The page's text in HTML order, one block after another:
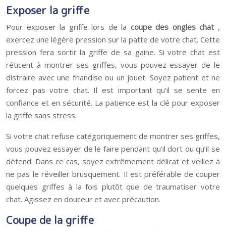
Exposer la griffe
Pour exposer la griffe lors de la coupe des ongles chat ,
exercez une légère pression sur la patte de votre chat. Cette
pression fera sortir la griffe de sa gaine. Si votre chat est
réticent à montrer ses griffes, vous pouvez essayer de le
distraire avec une friandise ou un jouet. Soyez patient et ne
forcez pas votre chat. Il est important qu’il se sente en
confiance et en sécurité. La patience est la clé pour exposer
la griffe sans stress.
Si votre chat refuse catégoriquement de montrer ses griffes,
vous pouvez essayer de le faire pendant qu’il dort ou qu’il se
détend. Dans ce cas, soyez extrêmement délicat et veillez à
ne pas le réveiller brusquement. Il est préférable de couper
quelques griffes à la fois plutôt que de traumatiser votre
chat. Agissez en douceur et avec précaution.
Coupe de la griffe